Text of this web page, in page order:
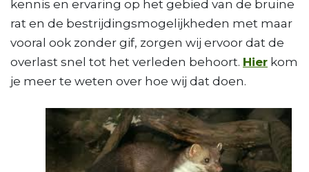
kennis en ervaring op het gebied van de bruine
rat en de bestrijdingsmogelijkheden met maar
vooral ook zonder gif, zorgen wij ervoor dat de
overlast snel tot het verleden behoort. Hier kom
je meer te weten over hoe wij dat doen.